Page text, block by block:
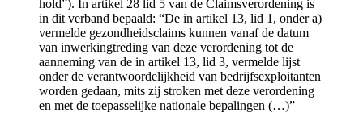
hold”). In artikel 28 lid 5 van de Claimsverordening is
in dit verband bepaald: “De in artikel 13, lid 1, onder a)
vermelde gezondheidsclaims kunnen vanaf de datum
van inwerkingtreding van deze verordening tot de
aanneming van de in artikel 13, lid 3, vermelde lijst
onder de verantwoordelijkheid van bedrijfsexploitanten
worden gedaan, mits zij stroken met deze verordening
en met de toepasselijke nationale bepalingen (…)”